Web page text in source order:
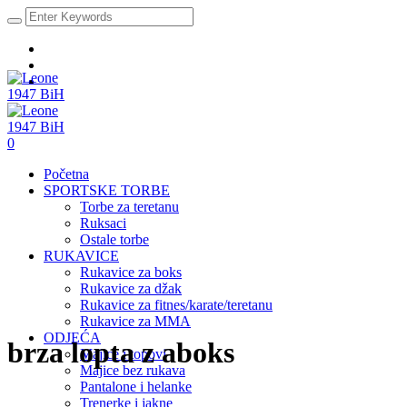
0
Početna
SPORTSKE TORBE
Torbe za teretanu
Ruksaci
Ostale torbe
RUKAVICE
Rukavice za boks
Rukavice za džak
Rukavice za fitnes/karate/teretanu
Rukavice za MMA
ODJEĆA
Majice i topovi
Majice bez rukava
Pantalone i helanke
Trenerke i jakne
brza lopta z aboks